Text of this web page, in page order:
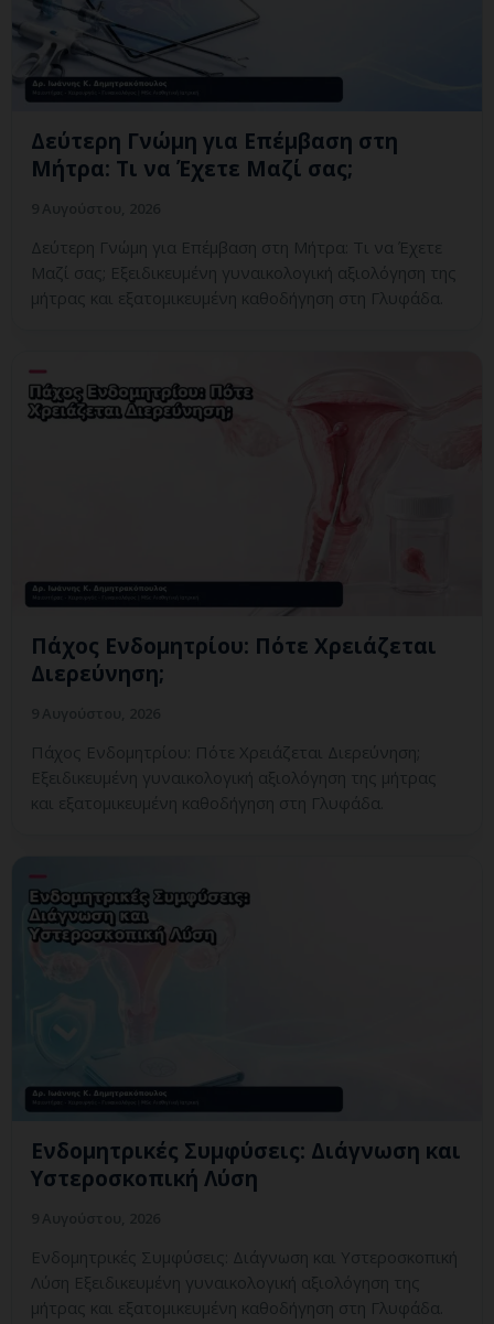
Δεύτερη Γνώμη για Επέμβαση στη
Μήτρα: Τι να Έχετε Μαζί σας;
Δεύτερη Γνώμη για Επέμβαση στη Μήτρα: Τι να Έχετε
Μαζί σας; Εξειδικευμένη γυναικολογική αξιολόγηση της
μήτρας και εξατομικευμένη καθοδήγηση στη Γλυφάδα.
Πάχος Ενδομητρίου: Πότε Χρειάζεται
Διερεύνηση;
Πάχος Ενδομητρίου: Πότε Χρειάζεται Διερεύνηση;
Εξειδικευμένη γυναικολογική αξιολόγηση της μήτρας
και εξατομικευμένη καθοδήγηση στη Γλυφάδα.
Ενδομητρικές Συμφύσεις: Διάγνωση και
Υστεροσκοπική Λύση
Ενδομητρικές Συμφύσεις: Διάγνωση και Υστεροσκοπική
Λύση Εξειδικευμένη γυναικολογική αξιολόγηση της
μήτρας και εξατομικευμένη καθοδήγηση στη Γλυφάδα.